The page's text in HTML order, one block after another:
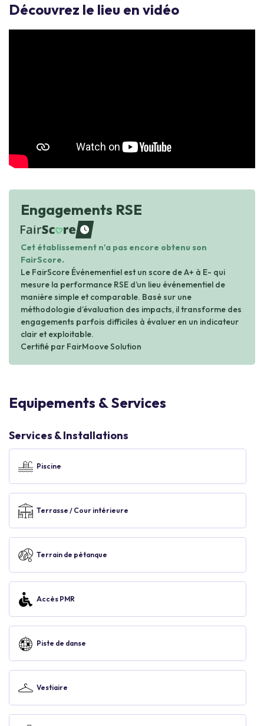
Découvrez le lieu en vidéo
Engagements RSE
waiting
Cet établissement n'a pas encore obtenu son
FairScore.
Le FairScore Événementiel est un score de A+ à E- qui
mesure la performance RSE d’un lieu événementiel de
manière simple et comparable. Basé sur une
méthodologie d’évaluation des impacts, il transforme des
engagements parfois difficiles à évaluer en un indicateur
clair et exploitable.
Certifié par FairMoove Solution
Equipements & Services
Services & Installations
Piscine
Terrasse / Cour intérieure
Terrain de pétanque
Accès PMR
Piste de danse
Vestiaire